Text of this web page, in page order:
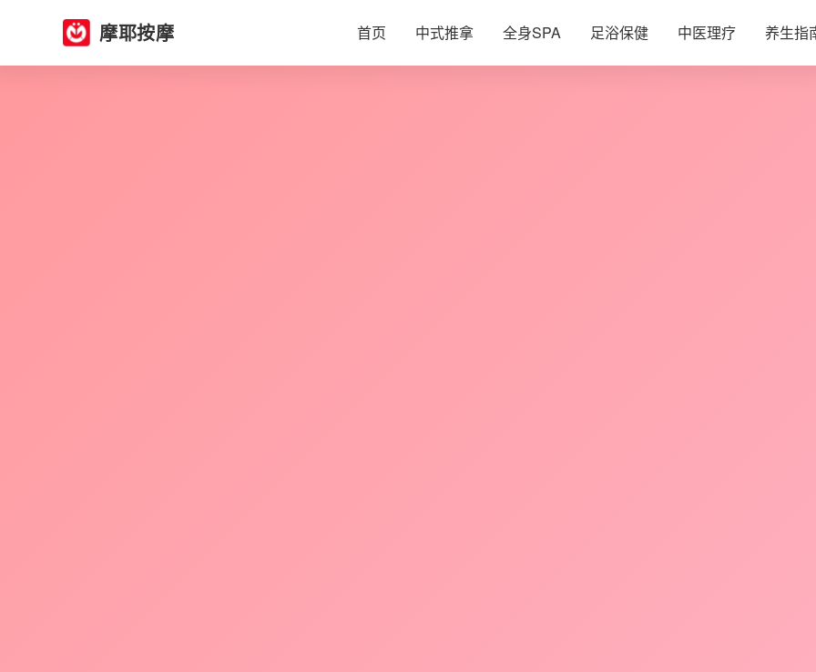
摩耶按摩 首页 中式推拿 全身SPA 足浴保健 中医理疗 养生指